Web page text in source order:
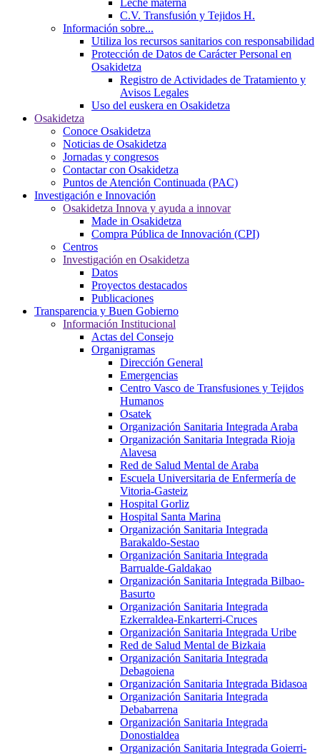
Leche materna
C.V. Transfusión y Tejidos H.
Información sobre...
Utiliza los recursos sanitarios con responsabilidad
Protección de Datos de Carácter Personal en
Osakidetza
Registro de Actividades de Tratamiento y
Avisos Legales
Uso del euskera en Osakidetza
Osakidetza
Conoce Osakidetza
Noticias de Osakidetza
Jornadas y congresos
Contactar con Osakidetza
Puntos de Atención Continuada (PAC)
Investigación e Innovación
Osakidetza Innova y ayuda a innovar
Made in Osakidetza
Compra Pública de Innovación (CPI)
Centros
Investigación en Osakidetza
Datos
Proyectos destacados
Publicaciones
Transparencia y Buen Gobierno
Información Institucional
Actas del Consejo
Organigramas
Dirección General
Emergencias
Centro Vasco de Transfusiones y Tejidos
Humanos
Osatek
Organización Sanitaria Integrada Araba
Organización Sanitaria Integrada Rioja
Alavesa
Red de Salud Mental de Araba
Escuela Universitaria de Enfermería de
Vitoria-Gasteiz
Hospital Gorliz
Hospital Santa Marina
Organización Sanitaria Integrada
Barakaldo-Sestao
Organización Sanitaria Integrada
Barrualde-Galdakao
Organización Sanitaria Integrada Bilbao-
Basurto
Organización Sanitaria Integrada
Ezkerraldea-Enkarterri-Cruces
Organización Sanitaria Integrada Uribe
Red de Salud Mental de Bizkaia
Organización Sanitaria Integrada
Debagoiena
Organización Sanitaria Integrada Bidasoa
Organización Sanitaria Integrada
Debabarrena
Organización Sanitaria Integrada
Donostialdea
Organización Sanitaria Integrada Goierri-